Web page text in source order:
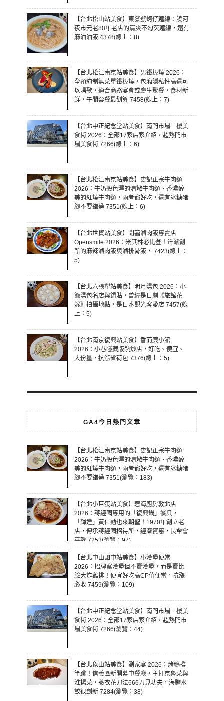
【台北松山站美食】東發號蚵仔麵線：饒河
夜市元老80年老店的清爽不勾芡麵線，還有
麻油油飯 4378(線上：8)
【台北松江南京站美食】男鐵板燒 2026：
全預約制無菜單鐵板燒，包廂隱私性高還可
以唱歌，適合商務宴會或慶生聚餐，食材新
鮮，午間套餐最划算 7458(線上：7)
【台北中正紀念堂站美食】南門市場二樓美
食街 2026：全部17家店家介紹，超熱門市
場美食街 7266(線上：6)
【台北松江南京站美食】史記正宗牛肉麵
2026：牛奶般色澤的清燉牛肉麵、香濃醇
美的紅燒牛肉麵，兩者都好吃，還有冰糖豬
腳不要錯過 7351(線上：6)
【台北世貿站美食】開囍滷肉飯專賣店
Opensmile 2026：米其林必比登！洋派創
新的麻辣滷肉飯與滷排骨飯， 7423(線上：
5)
【台北六張犁站美食】明月湯包 2026：小
籠湯包名店與鍋貼，曾經是日劇《旅館花
嫁》拍攝地點，是日本觀光客愛店 7457(線
上：5)
【台北南京復興站美食】香而廉小館
2026：小巷隱藏版熱炒店，好吃、便宜、
大份量，抗漲省荷包 7376(線上：5)
GA4今日熱門文章
【台北松江南京站美食】史記正宗牛肉麵
2026：牛奶般色澤的清燉牛肉麵、香濃醇
美的紅燒牛肉麵，兩者都好吃，還有冰糖豬
腳不要錯過 7351(瀏覽：183)
【台北小巨蛋站美食】碧海廚房敦北店
2026：蔣經國專用的「復興鍋」餐具，
「輝達」黃仁勳也來朝聖！1970年創立老
店，傳承蔣經國招待所，經濟實惠，長輩會
喜歡 7253(瀏覽：97)
【台北中山國中站美食】小漢堡便當
2026：招牌寫漢堡但不賣漢堡，而是賣比
臉大炸雞排！便宜好吃高CP值便當，抗漲
必收 7459(瀏覽：109)
【台北中正紀念堂站美食】南門市場二樓美
食街 2026：全部17家店家介紹，超熱門市
場美食街 7266(瀏覽：44)
【台北象山站美食】劉家宴 2026：烤鴨撐
竿跳！信義區新開幕中餐廳，主打京魯菜與
淮揚菜，蓑衣花刀法666刀見功夫，海膽水
餃很創新 7284(瀏覽：38)